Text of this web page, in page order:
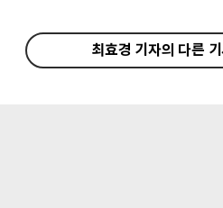
최효경 기자의 다른 기